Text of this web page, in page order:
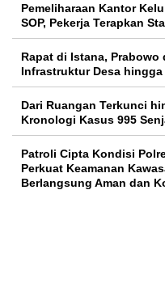
Pemeliharaan Kantor
SOP, Pekerja Terapkan
Rapat di Istana, Prabowo
Infrastruktur Desa
Dari Ruangan Terkunci
Kronologi Kasus 995
Patroli Cipta Kondisi
Perkuat Keamanan
Berlangsung Aman dan